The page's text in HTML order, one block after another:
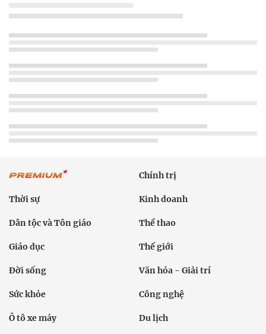
Chính trị
Thời sự Kinh doanh
Dân tộc và Tôn giáo Thể thao
Giáo dục Thế giới
Đời sống Văn hóa - Giải trí
Sức khỏe Công nghệ
Ô tô xe máy Du lịch